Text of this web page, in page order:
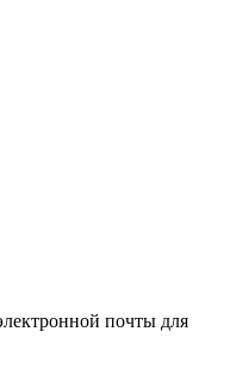
почты для